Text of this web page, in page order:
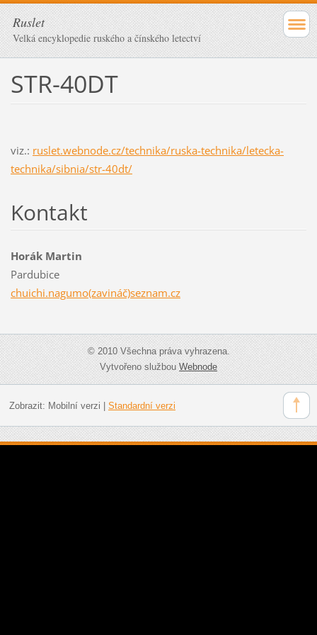
Ruslet
Velká encyklopedie ruského a čínského letectví
STR-40DT
viz.: ruslet.webnode.cz/technika/ruska-technika/letecka-
technika/sibnia/str-40dt/
Kontakt
Horák Martin
Pardubice
chuichi.nagumo(zavináč)seznam.cz
© 2010 Všechna práva vyhrazena.
Vytvořeno službouWebnode
Zobrazit: Mobilní verzi Standardní verzi